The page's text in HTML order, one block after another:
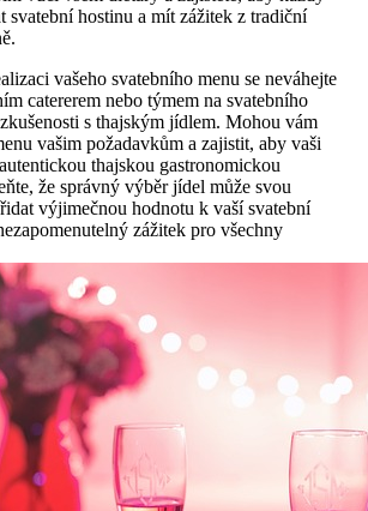
svatební hostinu a mít zážitek z tradiční
vašeho svatebního menu se neváhejte
catererem nebo týmem na svatebního
s thajským jídlem. Mohou vám
vašim požadavkům a zajistit, aby vaši
thajskou gastronomickou
že správný výběr jídel může svou
výjimečnou hodnotu k vaší svatební
zážitek pro všechny